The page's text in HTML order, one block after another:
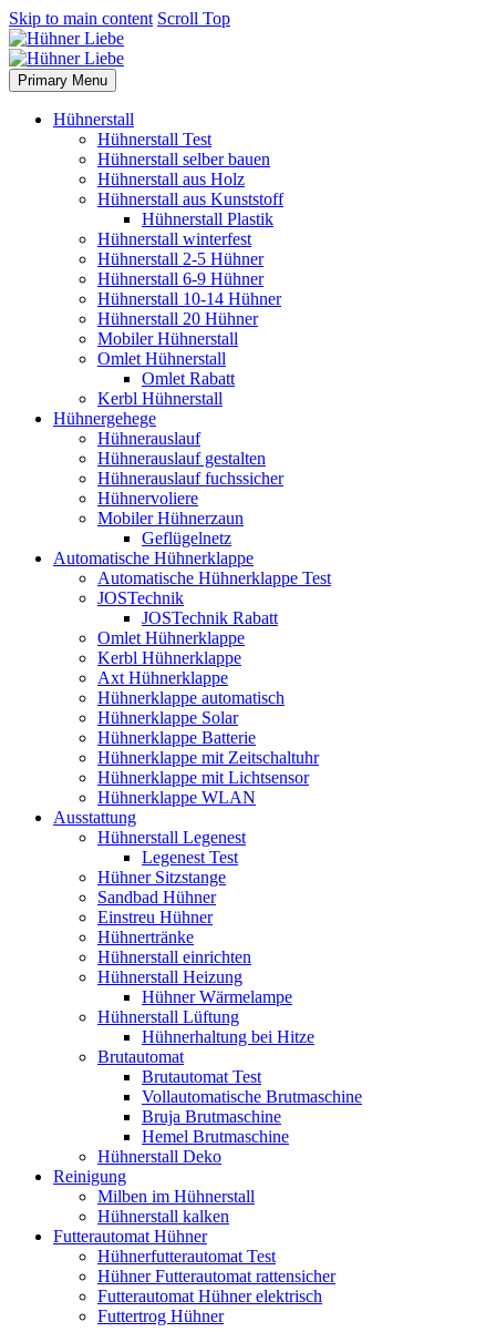
Skip to main content Scroll Top
Primary Menu
Hühnerstall
Hühnerstall Test
Hühnerstall selber bauen
Hühnerstall aus Holz
Hühnerstall aus Kunststoff
Hühnerstall Plastik
Hühnerstall winterfest
Hühnerstall 2-5 Hühner
Hühnerstall 6-9 Hühner
Hühnerstall 10-14 Hühner
Hühnerstall 20 Hühner
Mobiler Hühnerstall
Omlet Hühnerstall
Omlet Rabatt
Kerbl Hühnerstall
Hühnergehege
Hühnerauslauf
Hühnerauslauf gestalten
Hühnerauslauf fuchssicher
Hühnervoliere
Mobiler Hühnerzaun
Geflügelnetz
Automatische Hühnerklappe
Automatische Hühnerklappe Test
JOSTechnik
JOSTechnik Rabatt
Omlet Hühnerklappe
Kerbl Hühnerklappe
Axt Hühnerklappe
Hühnerklappe automatisch
Hühnerklappe Solar
Hühnerklappe Batterie
Hühnerklappe mit Zeitschaltuhr
Hühnerklappe mit Lichtsensor
Hühnerklappe WLAN
Ausstattung
Hühnerstall Legenest
Legenest Test
Hühner Sitzstange
Sandbad Hühner
Einstreu Hühner
Hühnertränke
Hühnerstall einrichten
Hühnerstall Heizung
Hühner Wärmelampe
Hühnerstall Lüftung
Hühnerhaltung bei Hitze
Brutautomat
Brutautomat Test
Vollautomatische Brutmaschine
Bruja Brutmaschine
Hemel Brutmaschine
Hühnerstall Deko
Reinigung
Milben im Hühnerstall
Hühnerstall kalken
Futterautomat Hühner
Hühnerfutterautomat Test
Hühner Futterautomat rattensicher
Futterautomat Hühner elektrisch
Futtertrog Hühner